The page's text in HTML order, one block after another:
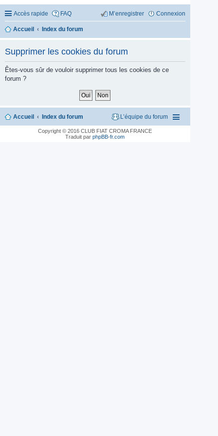
Accès rapide FAQ Connexion
M’enregistrer
Accueil Index du forum
Supprimer les cookies du forum
Êtes-vous sûr de vouloir supprimer tous les cookies de ce
forum ?
Accueil Index du forum L’équipe du forum
Copyright © 2016 CLUB FIAT CROMA FRANCE
Traduit parphpBB-fr.com